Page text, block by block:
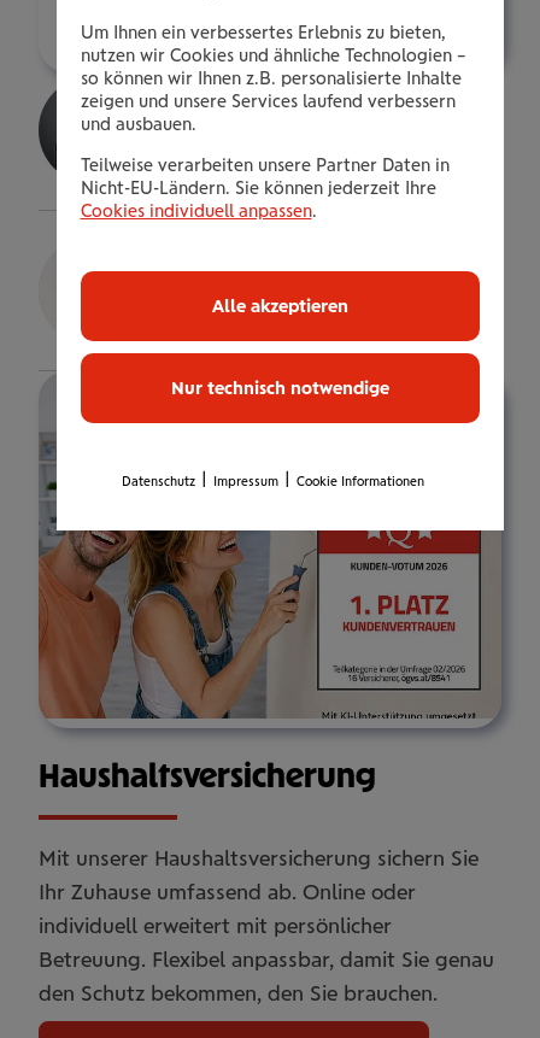
Adis Nedziposki
Senior Consultant
Details
Details
Haus­halts­ver­si­che­rung
Mit unserer Haushaltsversicherung sichern Sie
Ihr Zuhause umfassend ab. Online oder
individuell erweitert mit persönlicher
Betreuung. Flexibel anpassbar, damit Sie genau
den Schutz bekommen, den Sie brauchen.
Um Ihnen ein verbessertes Erlebnis zu bieten,
nutzen wir Cookies und ähnliche Technologien –
so können wir Ihnen z.B. personalisierte Inhalte
zeigen und unsere Services laufend verbessern
und ausbauen.
Teilweise verarbeiten unsere Partner Daten in
Nicht-EU-Ländern. Sie können jederzeit Ihre
Cookies individuell anpassen.
Nur technisch notwendige
Alle akzeptieren
Datenschutz Impressum Cookie Informationen